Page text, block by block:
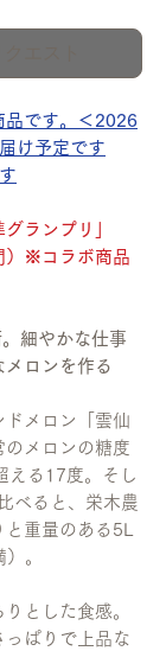
です。＜2026
け予定です
ランプリ」
）※コラボ商品
細やかな仕事
ロンを作る
ドメロン「雲仙
のメロンの糖度
える17度。そし
べると、栄木農
重量のある5L
。
とした食感。
ぱりで上品な